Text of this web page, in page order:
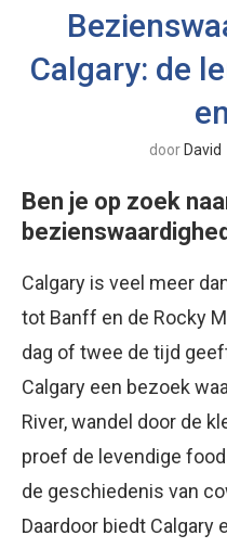
Calgary: de
door David
Ben je op zoek
Calgary is veel meer
tot Banff en de Rocky
dag of twee de tijd
Calgary een bezoek
River, wandel door de
proef de levendige
de geschiedenis van
Daardoor biedt Calgary